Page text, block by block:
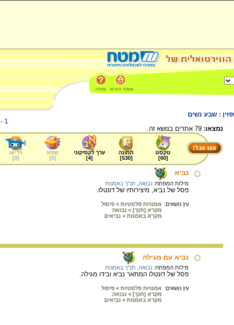
: שבע נשים
1
-
נמצאו:
טקסט
[
60
]
תמונה
[
530
]
ערך לקסיקוני
[
4
]
שמע
[
0
]
וידיאו
[
0
]
נביא
מילות המפתח: נבואה תנ"ך באמנות
פסל של נביא, מיצירותיו של דונטלו.
עץ נושאים: אמנויות פלסטיות > פיסול
מקרא [תנך] > נבואה
מקרא באמנות > נביאים
נביא עם מגילה
מילות המפתח: נבואה תנ"ך באמנות
פסל של דונטלו המתאר נביא ובידו מגילה.
עץ נושאים: אמנויות פלסטיות > פיסול
מקרא [תנך] > נבואה
מקרא באמנות > נביאים